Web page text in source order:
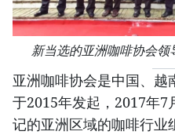
新当选的亚洲咖啡协会领
亚洲咖啡协会是中国、越
于2015年发起，2017年7
记的亚洲区域的咖啡行业